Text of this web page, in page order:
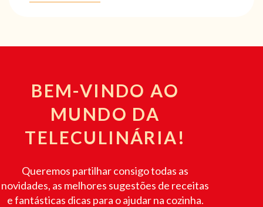
BEM-VINDO AO
MUNDO DA
TELECULINÁRIA!
Queremos partilhar consigo todas as
novidades, as melhores sugestões de receitas
e fantásticas dicas para o ajudar na cozinha.